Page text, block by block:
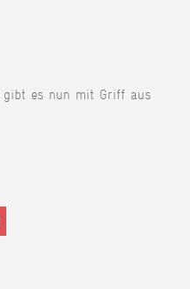
gibt es nun mit Griff aus